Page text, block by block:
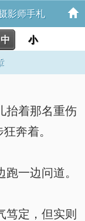
影师手札
中 小
抬着那名重伤
奔着。
一边问道。
定，但实则